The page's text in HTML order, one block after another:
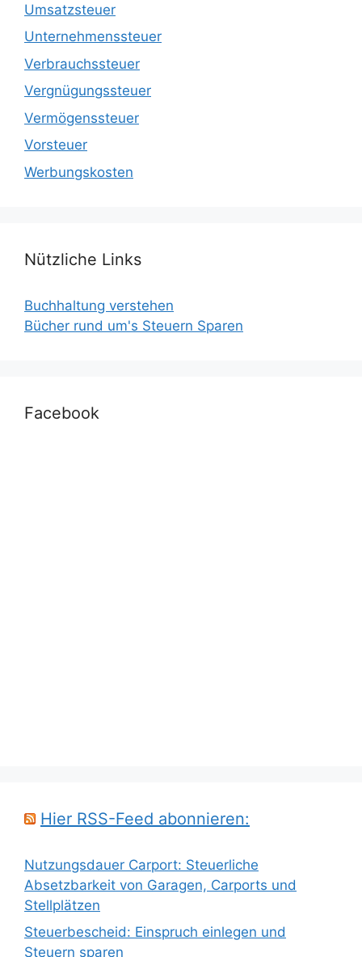
Umsatzsteuer
Unternehmenssteuer
Verbrauchssteuer
Vergnügungssteuer
Vermögenssteuer
Vorsteuer
Werbungskosten
Nützliche Links
Buchhaltung verstehen
Bücher rund um's Steuern Sparen
Facebook
Hier RSS-Feed abonnieren:
Nutzungsdauer Carport: Steuerliche
Absetzbarkeit von Garagen, Carports und
Stellplätzen
Steuerbescheid: Einspruch einlegen und
Steuern sparen